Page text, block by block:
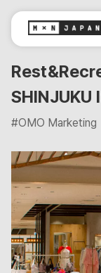
SHINJUKU
#OMO Marketing